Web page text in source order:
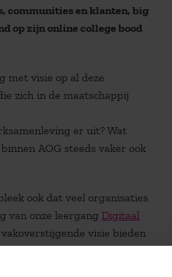
communities en klanten, big
op zijn online college bood
met visie op al deze
zich in de maatschappij
er uit? Wat
AOG steeds vaker ook
ook dat veel organisaties
van onze leergang Digitaal
visie bieden
die